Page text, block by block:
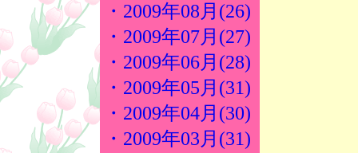
・2009年08月(26)
・2009年07月(27)
・2009年06月(28)
・2009年05月(31)
・2009年04月(30)
・2009年03月(31)